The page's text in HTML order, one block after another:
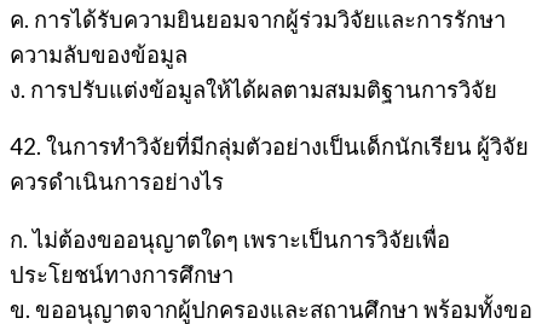
ค. การได้รับความยินยอมจากผู้ร่วมวิจัยและการรักษา
ความลับของข้อมูล
ง. การปรับแต่งข้อมูลให้ได้ผลตามสมมติฐานการวิจัย
42. ในการทำวิจัยที่มีกลุ่มตัวอย่างเป็นเด็กนักเรียน ผู้วิจัย
ควรดำเนินการอย่างไร
ก. ไม่ต้องขออนุญาตใดๆ เพราะเป็นการวิจัยเพื่อ
ประโยชน์ทางการศึกษา
ข. ขออนุญาตจากผู้ปกครองและสถานศึกษา พร้อมทั้งขอ